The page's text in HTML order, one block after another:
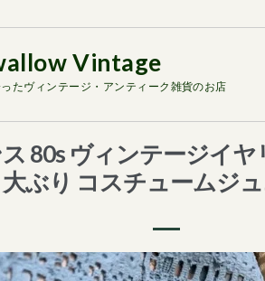
たヴィンテージ・アンティーク雑貨のお店
80s ヴィンテージイ
大ぶり コスチュームジ